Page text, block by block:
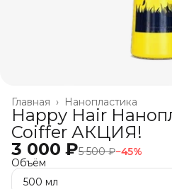
Нанопластика
Главная ›
Happy Hair
Coiffer АКЦИЯ!
3 000 ₽5 500 ₽−45%
Объём
500 мл